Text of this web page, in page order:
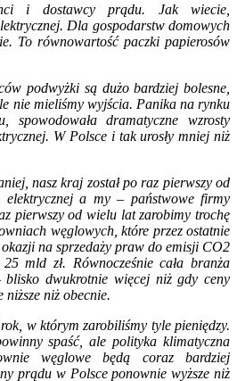
i dostawcy prądu. Jak wiecie,
Dla gospodarstw domowych
To równowartość paczki papierosów
podwyżki są dużo bardziej bolesne,
nie mieliśmy wyjścia. Panika na rynku
spowodowała dramatyczne wzrosty
W Polsce i tak urosły mniej niż
nasz kraj został po raz pierwszy od
elektrycznej a my – państwowe firmy
pierwszy od wielu lat zarobimy trochę
węglowych, które przez ostatnie
na sprzedaży praw do emisji CO2
mld zł. Równocześnie cała branża
blisko dwukrotnie więcej niż gdy ceny
niższe niż obecnie.
w którym zarobiliśmy tyle pieniędzy.
spaść, ale polityka klimatyczna
węglowe będą coraz bardziej
prądu w Polsce ponownie wyższe niż